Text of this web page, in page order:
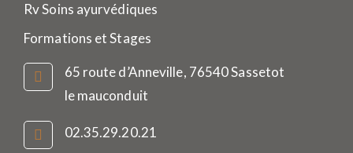
Rv Soins ayurvédiques
Formations et Stages
65 route d’Anneville, 76540 Sassetot
le mauconduit
02.35.29.20.21